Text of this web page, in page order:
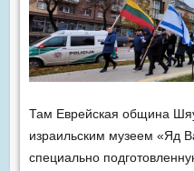
Там Еврейская община
израильским музеем «Яд
специально